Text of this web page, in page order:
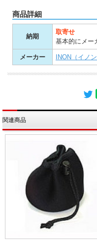
商品詳細
納期
取寄せ
基本的にメー
メーカー INON（イノン
関連商品